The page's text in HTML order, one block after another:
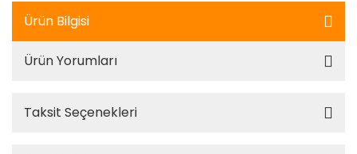
Ürün Bilgisi
Ürün Yorumları
Taksit Seçenekleri